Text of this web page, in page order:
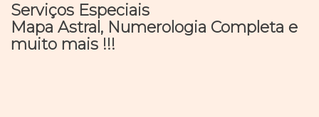
Serviços Especiais
Mapa Astral, Numerologia Completa e
muito mais !!!